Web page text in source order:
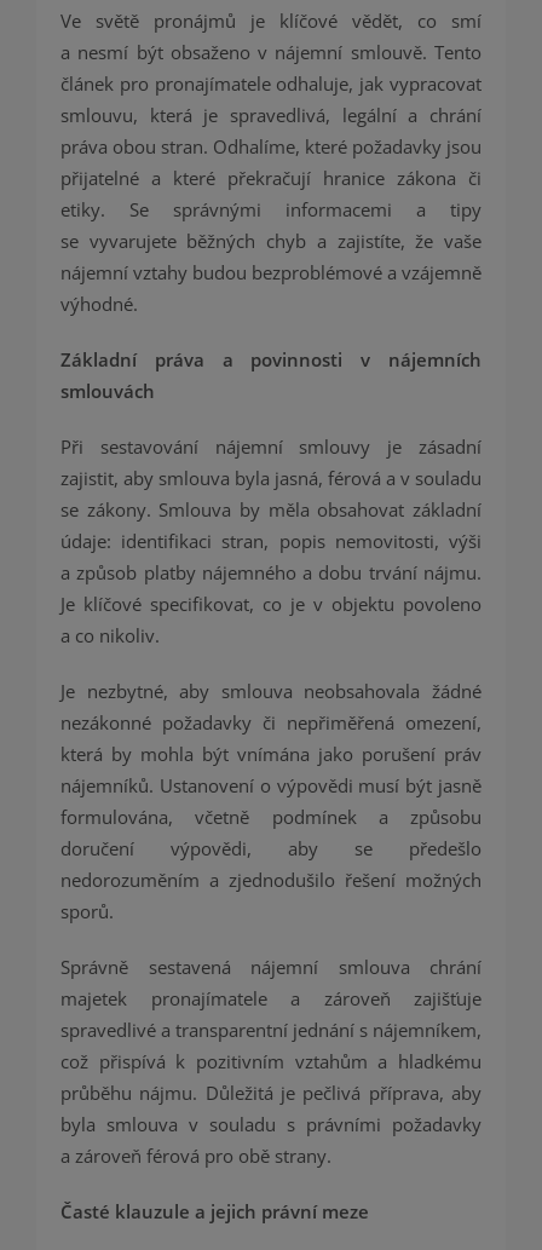
Ve světě pronájmů je klíčové vědět, co smí
a nesmí být obsaženo v nájemní smlouvě. Tento
článek pro pronajímatele odhaluje, jak vypracovat
smlouvu, která je spravedlivá, legální a chrání
práva obou stran. Odhalíme, které požadavky jsou
přijatelné a které překračují hranice zákona či
etiky. Se správnými informacemi a tipy
se vyvarujete běžných chyb a zajistíte, že vaše
nájemní vztahy budou bezproblémové a vzájemně
výhodné.
Základní práva a povinnosti v nájemních
smlouvách
Při sestavování nájemní smlouvy je zásadní
zajistit, aby smlouva byla jasná, férová a v souladu
se zákony. Smlouva by měla obsahovat základní
údaje: identifikaci stran, popis nemovitosti, výši
a způsob platby nájemného a dobu trvání nájmu.
Je klíčové specifikovat, co je v objektu povoleno
a co nikoliv.
Je nezbytné, aby smlouva neobsahovala žádné
nezákonné požadavky či nepřiměřená omezení,
která by mohla být vnímána jako porušení práv
nájemníků. Ustanovení o výpovědi musí být jasně
formulována, včetně podmínek a způsobu
doručení výpovědi, aby se předešlo
nedorozuměním a zjednodušilo řešení možných
sporů.
Správně sestavená nájemní smlouva chrání
majetek pronajímatele a zároveň zajišťuje
spravedlivé a transparentní jednání s nájemníkem,
což přispívá k pozitivním vztahům a hladkému
průběhu nájmu. Důležitá je pečlivá příprava, aby
byla smlouva v souladu s právními požadavky
a zároveň férová pro obě strany.
Časté klauzule a jejich právní meze